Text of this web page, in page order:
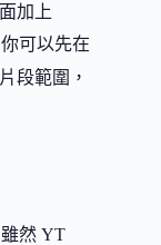
加上
可以先在
段範圍，
然 YT